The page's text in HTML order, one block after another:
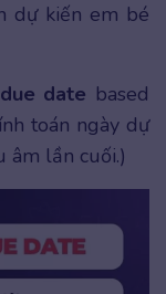
dự kiến em bé
due date based
toán ngày dự
âm lần cuối.)